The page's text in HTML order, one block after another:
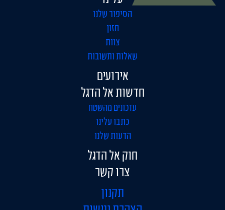
הסיפור שלנו
חזון
צוות
שאלות ותשובות
אירועים
חדשות אל הדגל
עדכונים מהשטח
כתבו עלינו
הדעות שלנו
חוק אל הדגל
צרו קשר
תקנון